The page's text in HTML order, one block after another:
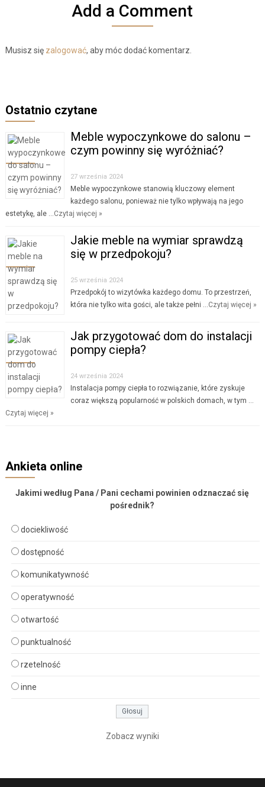
Add a Comment
Musisz się zalogować, aby móc dodać komentarz.
Ostatnio czytane
Meble wypoczynkowe do salonu –
czym powinny się wyróżniać?
27 września 2024
Meble wypoczynkowe stanowią kluczowy element
każdego salonu, ponieważ nie tylko wpływają na jego
estetykę, ale …Czytaj więcej »
Jakie meble na wymiar sprawdzą
się w przedpokoju?
25 września 2024
Przedpokój to wizytówka każdego domu. To przestrzeń,
która nie tylko wita gości, ale także pełni …Czytaj więcej »
Jak przygotować dom do instalacji
pompy ciepła?
24 września 2024
Instalacja pompy ciepła to rozwiązanie, które zyskuje
coraz większą popularność w polskich domach, w tym …
Czytaj więcej »
Ankieta online
Jakimi według Pana / Pani cechami powinien odznaczać się
pośrednik?
dociekliwość
dostępność
komunikatywność
operatywność
otwartość
punktualność
rzetelność
inne
Zobacz wyniki